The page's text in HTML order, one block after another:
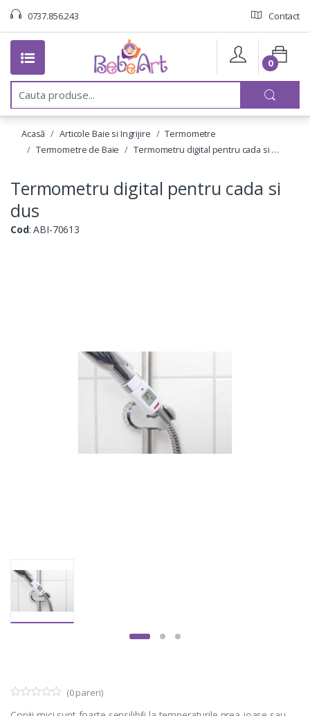
0737.856.243 Contact
C
u
0
Acasă Articole Baie si Ingrijire
Termometre
Termometre de Baie
Termometru digital pentru cada si …
Termometru digital pentru cada si
dus
Cod: ABI-70613
(0pareri)